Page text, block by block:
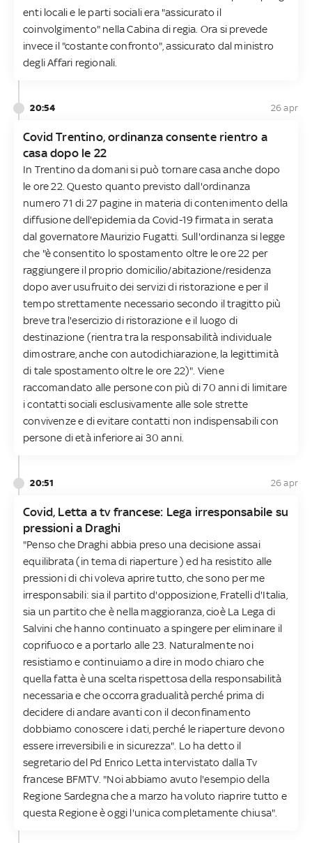
enti locali e le parti sociali era "assicurato il
coinvolgimento" nella Cabina di regia. Ora si prevede
invece il "costante confronto", assicurato dal ministro
degli Affari regionali.
20:54 26 apr
Covid Trentino, ordinanza consente rientro a
casa dopo le 22
In Trentino da domani si può tornare casa anche dopo
le ore 22. Questo quanto previsto dall'ordinanza
numero 71 di 27 pagine in materia di contenimento della
diffusione dell'epidemia da Covid-19 firmata in serata
dal governatore Maurizio Fugatti. Sull'ordinanza si legge
che "è consentito lo spostamento oltre le ore 22 per
raggiungere il proprio domicilio/abitazione/residenza
dopo aver usufruito dei servizi di ristorazione e per il
tempo strettamente necessario secondo il tragitto più
breve tra l'esercizio di ristorazione e il luogo di
destinazione (rientra tra la responsabilità individuale
dimostrare, anche con autodichiarazione, la legittimità
di tale spostamento oltre le ore 22)". Viene
raccomandato alle persone con più di 70 anni di limitare
i contatti sociali esclusivamente alle sole strette
convivenze e di evitare contatti non indispensabili con
persone di età inferiore ai 30 anni.
20:51 26 apr
Covid, Letta a tv francese: Lega irresponsabile su
pressioni a Draghi
"Penso che Draghi abbia preso una decisione assai
equilibrata (in tema di riaperture ) ed ha resistito alle
pressioni di chi voleva aprire tutto, che sono per me
irresponsabili: sia il partito d'opposizione, Fratelli d'Italia,
sia un partito che è nella maggioranza, cioè La Lega di
Salvini che hanno continuato a spingere per eliminare il
coprifuoco e a portarlo alle 23. Naturalmente noi
resistiamo e continuiamo a dire in modo chiaro che
quella fatta è una scelta rispettosa della responsabilità
necessaria e che occorra gradualità perché prima di
decidere di andare avanti con il deconfinamento
dobbiamo conoscere i dati, perché le riaperture devono
essere irreversibili e in sicurezza". Lo ha detto il
segretario del Pd Enrico Letta intervistato dalla Tv
francese BFMTV. "Noi abbiamo avuto l'esempio della
Regione Sardegna che a marzo ha voluto riaprire tutto e
questa Regione è oggi l'unica completamente chiusa".